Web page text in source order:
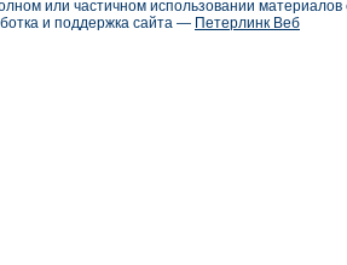
или частичном использовании
и поддержка сайта — Петерлинк Веб